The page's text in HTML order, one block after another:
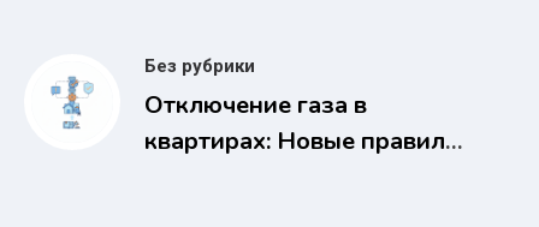
Без рубрики
Отключение газа в
квартирах: Новые правила